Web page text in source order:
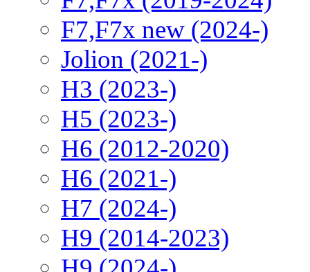
F7,F7x new (2024-)
Jolion (2021-)
H3 (2023-)
H5 (2023-)
H6 (2012-2020)
H6 (2021-)
H7 (2024-)
H9 (2014-2023)